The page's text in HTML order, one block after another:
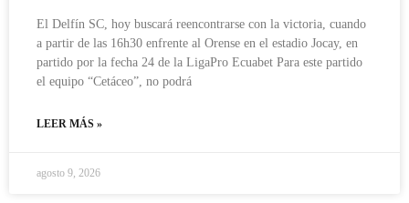
El Delfín SC, hoy buscará reencontrarse con la victoria, cuando
a partir de las 16h30 enfrente al Orense en el estadio Jocay, en
partido por la fecha 24 de la LigaPro Ecuabet Para este partido
el equipo “Cetáceo”, no podrá
LEER MÁS »
agosto 9, 2026